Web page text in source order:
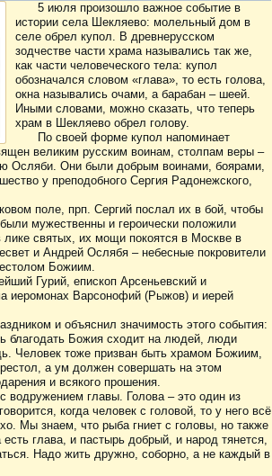
5 июля произошло важное событие в
истории села Шекляево: молельный дом в
селе обрел купол. В древнерусском
зодчестве части храма назывались так же,
как части человеческого тела: купол
обозначался словом «глава», то есть голова,
окна назывались очами, а барабан – шеей.
Иными словами, можно сказать, что теперь
храм в Шекляево обрел голову.
По своей форме купол напоминает
великим русским воинам, столпам веры –
Осляби. Они были добрым воинами, боярами,
у преподобного Сергия Радонежского,
поле, прп. Сергий послал их в бой, чтобы
мужественны и героически положили
святых, их мощи покоятся в Москве в
и Андрей Ослябя – небесные покровители
Божиим.
Гурий, епископ Арсеньевский и
иеромонах Варсонофий (Рыжов) и иерей
и объяснил значимость этого события:
благодать Божия сходит на людей, люди
Человек тоже призван быть храмом Божиим,
а ум должен совершать на этом
и всякого прошения.
главы. Голова – это один из
когда человек с головой, то у него всё
Мы знаем, что рыба гниет с головы, но также
глава, и пастырь добрый, и народ тянется,
Надо жить дружно, соборно, а не каждый в